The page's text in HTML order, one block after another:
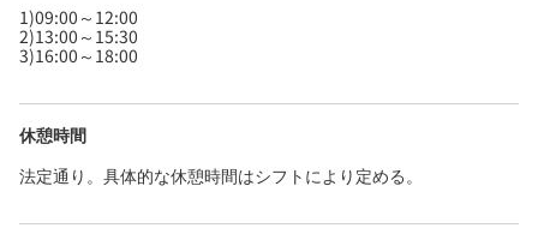
1)09:00～12:00
2)13:00～15:30
3)16:00～18:00
休憩時間
法定通り。具体的な休憩時間はシフトにより定める。